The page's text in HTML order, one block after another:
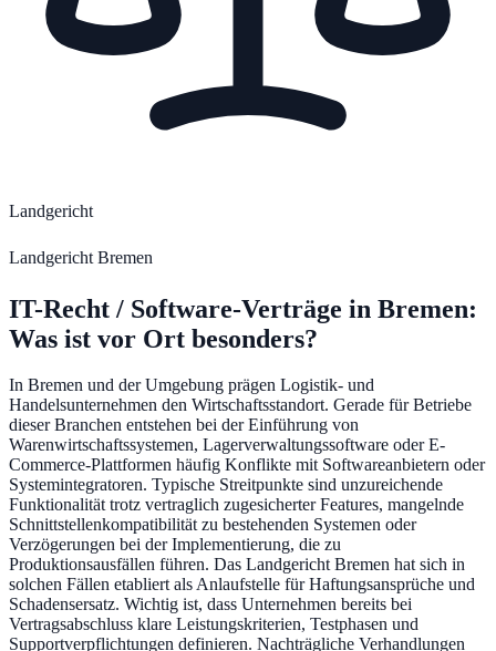
Landgericht
Landgericht Bremen
IT-Recht / Software-Verträge in Bremen:
Was ist vor Ort besonders?
In Bremen und der Umgebung prägen Logistik- und
Handelsunternehmen den Wirtschaftsstandort. Gerade für Betriebe
dieser Branchen entstehen bei der Einführung von
Warenwirtschaftssystemen, Lagerverwaltungssoftware oder E-
Commerce-Plattformen häufig Konflikte mit Softwareanbietern oder
Systemintegratoren. Typische Streitpunkte sind unzureichende
Funktionalität trotz vertraglich zugesicherter Features, mangelnde
Schnittstellenkompatibilität zu bestehenden Systemen oder
Verzögerungen bei der Implementierung, die zu
Produktionsausfällen führen. Das Landgericht Bremen hat sich in
solchen Fällen etabliert als Anlaufstelle für Haftungsansprüche und
Schadensersatz. Wichtig ist, dass Unternehmen bereits bei
Vertragsabschluss klare Leistungskriterien, Testphasen und
Supportverpflichtungen definieren. Nachträgliche Verhandlungen